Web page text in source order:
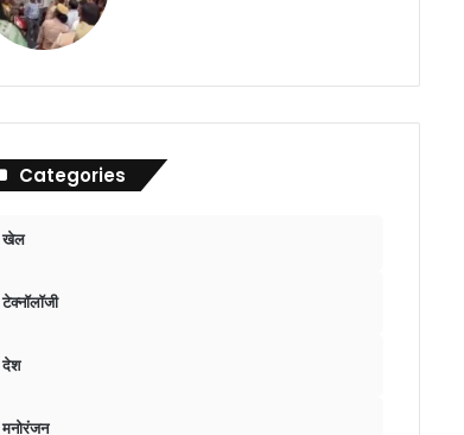
Categories
खेल
टेक्नॉलॉजी
देश
मनोरंजन